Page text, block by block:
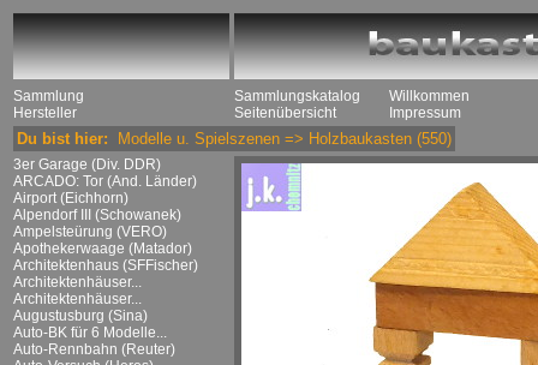
Sammlung
Hersteller
Sammlungskatalog
Seitenübersicht
Willkommen
Impressum
Du bist hier: Modelle u. Spielszenen => Holzbaukasten (550)
3er Garage (Div. DDR)
ARCADO: Tor (And. Länder)
Airport (Eichhorn)
Alpendorf III (Schowanek)
Ampelsteürung (VERO)
Apothekerwaage (Matador)
Architektenhaus (SFFischer)
Architektenhäuser...
Architektenhäuser...
Augustusburg (Sina)
Auto-BK für 6 Modelle...
Auto-Rennbahn (Reuter)